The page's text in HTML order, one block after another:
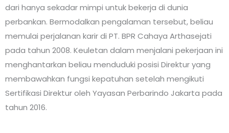
dari hanya sekadar mimpi untuk bekerja di dunia
perbankan. Bermodalkan pengalaman tersebut, beliau
memulai perjalanan karir di PT. BPR Cahaya Arthasejati
pada tahun 2008. Keuletan dalam menjalani pekerjaan ini
menghantarkan beliau menduduki posisi Direktur yang
membawahkan fungsi kepatuhan setelah mengikuti
Sertifikasi Direktur oleh Yayasan Perbarindo Jakarta pada
tahun 2016.